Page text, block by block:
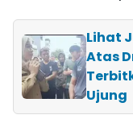
Lihat
Atas
Ujung